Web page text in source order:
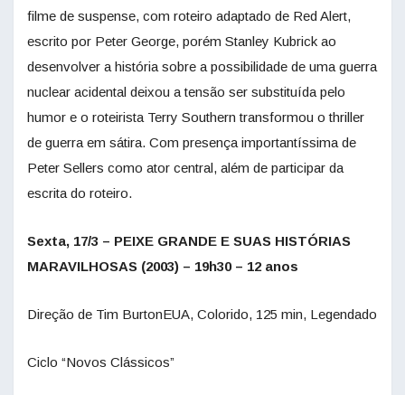
filme de suspense, com roteiro adaptado de Red Alert,
escrito por Peter George, porém Stanley Kubrick ao
desenvolver a história sobre a possibilidade de uma guerra
nuclear acidental deixou a tensão ser substituída pelo
humor e o roteirista Terry Southern transformou o thriller
de guerra em sátira. Com presença importantíssima de
Peter Sellers como ator central, além de participar da
escrita do roteiro.
Sexta, 17/3 – PEIXE GRANDE E SUAS HISTÓRIAS
MARAVILHOSAS (2003) – 19h30 – 12 anos
Direção de Tim BurtonEUA, Colorido, 125 min, Legendado
Ciclo “Novos Clássicos”